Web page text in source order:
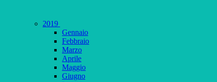
2019
Gennaio
Febbraio
Marzo
Aprile
Maggio
Giugno